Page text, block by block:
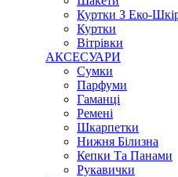
Куртки З Еко-
Куртки
Вітрівки
АКСЕСУАРИ
Сумки
Парфуми
Гаманці
Ремені
Шкарпетки
Нижня Білизна
Кепки Та Панами
Рукавички